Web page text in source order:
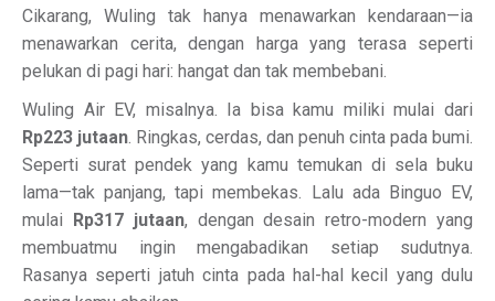
Cikarang, Wuling tak hanya menawarkan kendaraan—ia
menawarkan cerita, dengan harga yang terasa seperti
pelukan di pagi hari: hangat dan tak membebani.
Wuling Air EV, misalnya. Ia bisa kamu miliki mulai dari
Rp223 jutaan. Ringkas, cerdas, dan penuh cinta pada bumi.
Seperti surat pendek yang kamu temukan di sela buku
lama—tak panjang, tapi membekas. Lalu ada Binguo EV,
mulai Rp317 jutaan, dengan desain retro-modern yang
membuatmu ingin mengabadikan setiap sudutnya.
Rasanya seperti jatuh cinta pada hal-hal kecil yang dulu